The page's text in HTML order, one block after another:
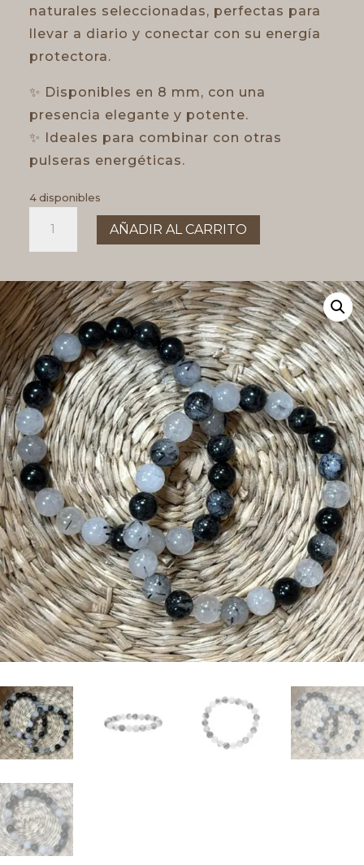
naturales seleccionadas, perfectas para
llevar a diario y conectar con su energía
protectora.
✨ Disponibles en 8 mm, con una
presencia elegante y potente.
✨ Ideales para combinar con otras
pulseras energéticas.
4 disponibles
CUARZO
TURMALINADO
cantidad
AÑADIR AL CARRITO